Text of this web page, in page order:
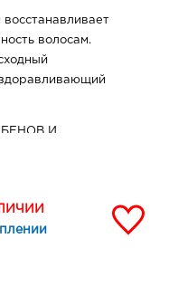
восстанавливает
волосам.
И